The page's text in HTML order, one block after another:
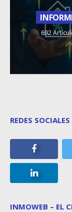
692
REDES SOCIALES
INMOWEB – EL